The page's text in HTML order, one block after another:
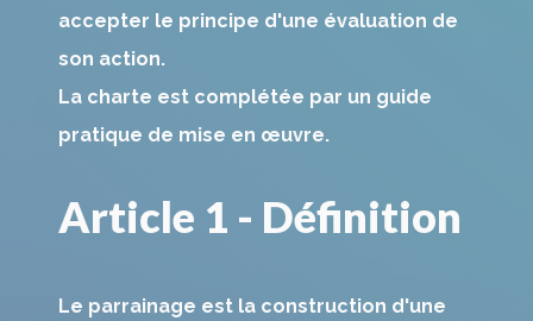
accepter le principe d'une évaluation de
son action.
La charte est complétée par un guide
pratique de mise en œuvre.
Article 1 - Définition
Le parrainage est la construction d'une